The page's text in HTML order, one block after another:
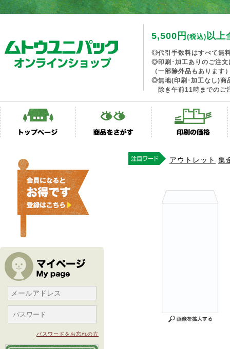
5,500円 (税込)以上
◎代引手数料はすべて無
◎印刷･加工ありのご注文
（一部除外品もあります
◎無地(印刷･加工なし)商
除き午前11時までのご
パスワードをお忘れの方
アウトレット 集